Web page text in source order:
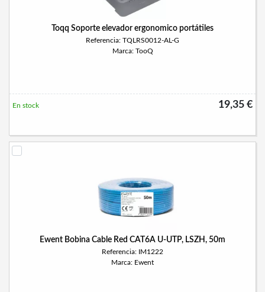
Toqq Soporte elevador ergonomico portátiles
Referencia: TQLRS0012-AL-G
Marca: TooQ
19,35 €
En stock
Ewent Bobina Cable Red CAT6A U-UTP, LSZH, 50m
Referencia: IM1222
Marca: Ewent